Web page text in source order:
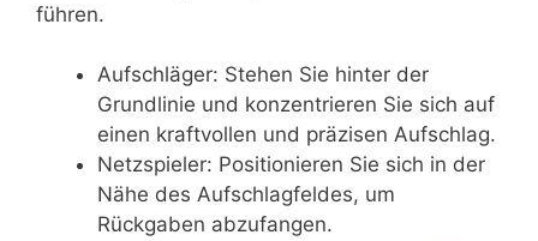
führen.
Aufschläger: Stehen Sie hinter der
Grundlinie und konzentrieren Sie sich auf
einen kraftvollen und präzisen Aufschlag.
Netzspieler: Positionieren Sie sich in der
Nähe des Aufschlagfeldes, um
Rückgaben abzufangen.